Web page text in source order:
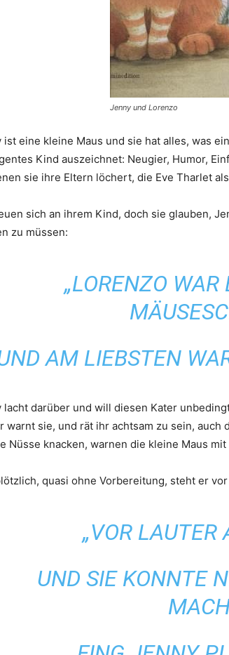
Jenny und Lorenzo
ist eine kleine Maus und sie hat alles, was
Kind auszeichnet: Neugier, Humor,
sie ihre Eltern löchert, die Eve Tharlet
sich an ihrem Kind, doch sie glauben,
zu müssen:
„LORENZO
AM LIEBSTEN
lacht darüber und will diesen Kater
warnt sie, und rät ihr achtsam zu sein, auch
Nüsse knacken, warnen die kleine Maus
quasi ohne Vorbereitung, steht er
„VOR LAUTER
UND SIE KONNTE